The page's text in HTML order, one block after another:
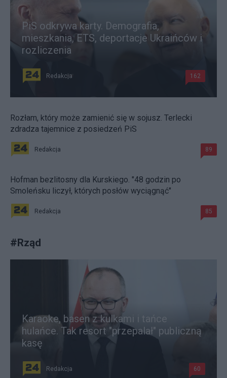
PiS odkrywa karty. Demografia,
mieszkania, ETS, deportacje Ukraińców i
rozliczenia
Redakcja 162
Rozłam, który może zamienić się w sojusz. Terlecki
zdradza tajemnice z posiedzeń PiS
Redakcja 89
Hofman bezlitosny dla Kurskiego. "48 godzin po
Smoleńsku liczył, których posłów wyciągnąć"
Redakcja 85
#Rząd
Karaoke, basen z kulkami i tańce
hulańce. Tak resort "przepalał" publiczną
kasę
Redakcja 60